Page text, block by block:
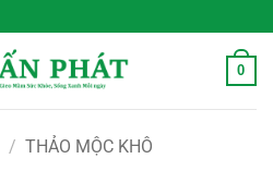
0
/ THẢO MỘC KHÔ